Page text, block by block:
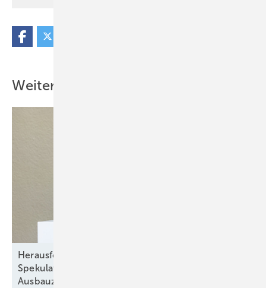
Weitere Inhalte
Herausforderung: Unsicherheit durch
Spekulationen über Vergütungssysteme und
Ausbauziele